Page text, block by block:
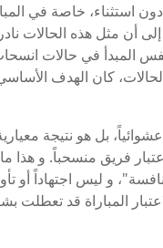
استثناء، خاصة في
أن مثل هذه الحالات
المبدأ في حالات
كان الهدف
فإن اعتماد نتيجة 3-0 ليس قراراً
فريق منسحباً. و هذا
و ليس اجتهاداً أو
المباراة قد تعطلت